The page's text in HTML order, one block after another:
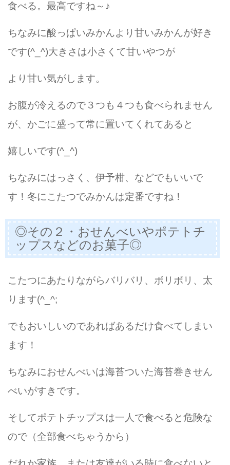
食べる。最高ですね～♪
ちなみに酸っぱいみかんより甘いみかんが好き
です(^_^)大きさは小さくて甘いやつが
より甘い気がします。
お腹が冷えるので３つも４つも食べられません
が、かごに盛って常に置いてくれてあると
嬉しいです(^_^)
ちなみにはっさく、伊予柑、などでもいいで
す！冬にこたつでみかんは定番ですね！
◎その２・おせんべいやポテトチ
ップスなどのお菓子◎
こたつにあたりながらバリバリ、ボリボリ、太
ります(^_^;
でもおいしいのであればあるだけ食べてしまい
ます！
ちなみにおせんべいは海苔ついた海苔巻きせん
べいがすきです。
そしてポテトチップスは一人で食べると危険な
ので（全部食べちゃうから）